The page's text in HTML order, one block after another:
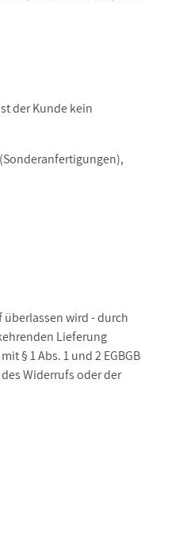
der Kunde kein
überlassen wird - durch
Lieferung
§ 1 Abs. 1 und 2 EGBGB
Widerrufs oder der